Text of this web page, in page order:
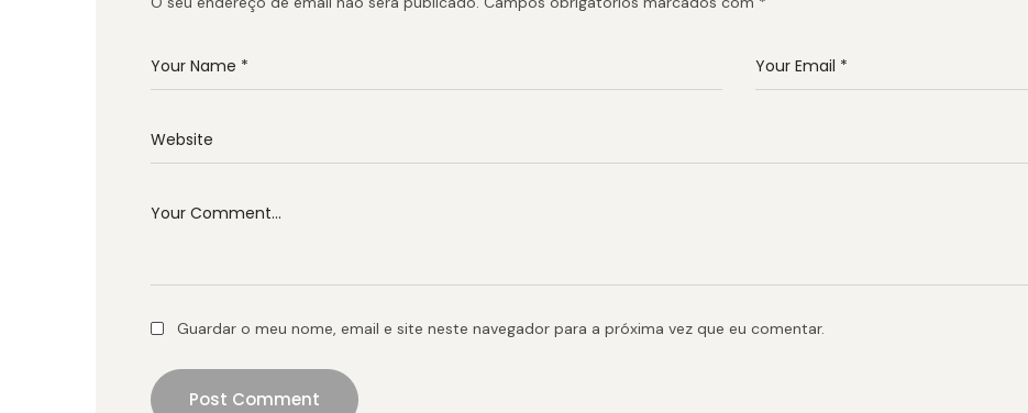
Guardar o meu nome, email e site neste navegador para a próxima vez que eu comentar.
Post Comment